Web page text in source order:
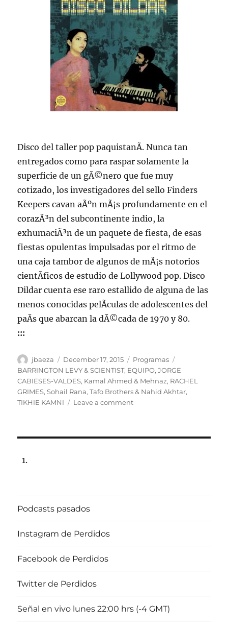
Disco del taller pop paquistanÃ­. Nunca tan
entregados como para raspar solamente la
superficie de un gÃ©nero que fue muy
cotizado, los investigadores del sello Finders
Keepers cavan aÃºn mÃ¡s profundamente en el
corazÃ³n del subcontinente indio, la
exhumaciÃ³n de un paquete de fiesta, de esas
fiestas opulentas impulsadas por el ritmo de
una caja tambor de algunos de mÃ¡s notorios
cientÃ­ficos de estudio de Lollywood pop. Disco
Dildar cuenta ese raro estallido de alguna de las
menos conocidas pelÃ­culas de adolescentes del
paÃ­s que abarcan la dÃ©cada de 1970 y 80.
:::
Author
jbaeza
Posted
on
December 17, 2015 Categories
Programas
BARRINGTON LEVY & SCIENTIST, EQUIPO,JORGE
CABIESES-VALDES, Kamal Ahmed & Mehnaz, RACHEL
GRIMES,Sohail Rana,Tafo Brothers & Nahid Akhtar,
TIKHIE KAMNI
Leave a commenton
Radio
22:00hrs.
Podcasts pasados
Instagram de Perdidos
Facebook de Perdidos
Twitter de Perdidos
Señal en vivo lunes 22:00 hrs (-4 GMT)